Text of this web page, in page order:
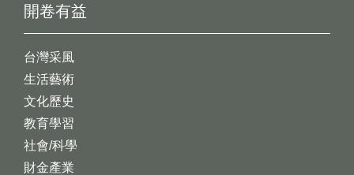
開卷有益
台灣采風
生活藝術
文化歷史
教育學習
社會/科學
財金產業